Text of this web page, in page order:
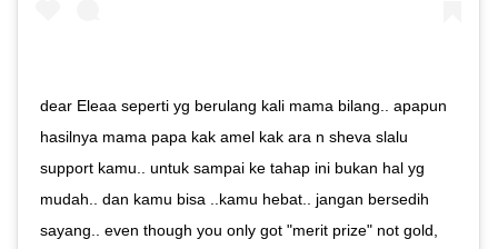
dear Eleaa seperti yg berulang kali mama bilang.. apapun
hasilnya mama papa kak amel kak ara n sheva slalu
support kamu.. untuk sampai ke tahap ini bukan hal yg
mudah.. dan kamu bisa ..kamu hebat.. jangan bersedih
sayang.. even though you only got "merit prize" not gold,